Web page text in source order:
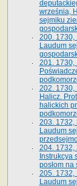
września,
sejmiku
200. 1730,
Laudum
201. 1730,
202. 1730,
Halicz.
halickich
203. 1732,
Laudum
204. 1732,
Instrukcya
posłom na
205. 1732,
Laudum